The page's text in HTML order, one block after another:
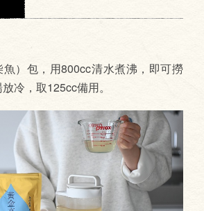
）包，用800cc清水煮沸，即可撈
冷，取125cc備用。